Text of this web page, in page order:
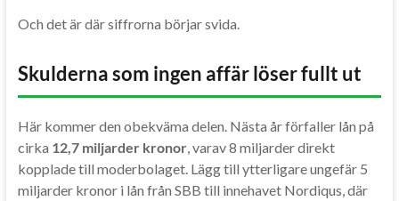
Och det är där siffrorna börjar svida.
Skulderna som ingen affär löser fullt ut
Här kommer den obekväma delen. Nästa år förfaller lån på
cirka 12,7 miljarder kronor, varav 8 miljarder direkt
kopplade till moderbolaget. Lägg till ytterligare ungefär 5
miljarder kronor i lån från SBB till innehavet Nordiqus, där